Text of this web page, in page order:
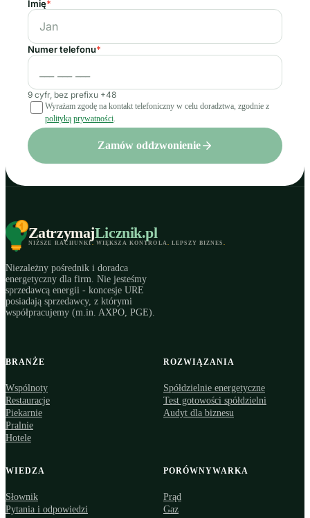
Imię*
Numer telefonu*
9 cyfr, bez prefixu +48
Wyrażam zgodę na kontakt telefoniczny w celu doradztwa, zgodnie z
polityką prywatności.
Zamów oddzwonienie
ZatrzymajLicznik.pl
NIŻSZE RACHUNKI. WIĘKSZA KONTROLA. LEPSZY BIZNES .
Niezależny pośrednik i doradca
energetyczny dla firm. Nie jesteśmy
sprzedawcą energii - koncesje URE
posiadają sprzedawcy, z którymi
współpracujemy (m.in. AXPO, PGE).
BRANŻE
Wspólnoty
Restauracje
Piekarnie
Pralnie
Hotele
ROZWIĄZANIA
Spółdzielnie energetyczne
Test gotowości spółdzielni
Audyt dla biznesu
WIEDZA
Słownik
Pytania i odpowiedzi
PORÓWNYWARKA
Prąd
Gaz